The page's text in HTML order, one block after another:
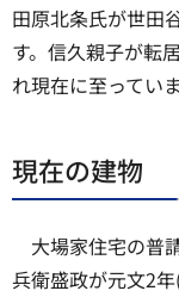
田原北条氏が世田
す。信久親子が転
れ現在に至っていま
現在の建物
大場家住宅の普
兵衛盛政が元文2